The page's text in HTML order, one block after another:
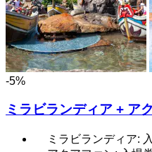
-5%
ミラビランディア + ア
ミラビランディア: